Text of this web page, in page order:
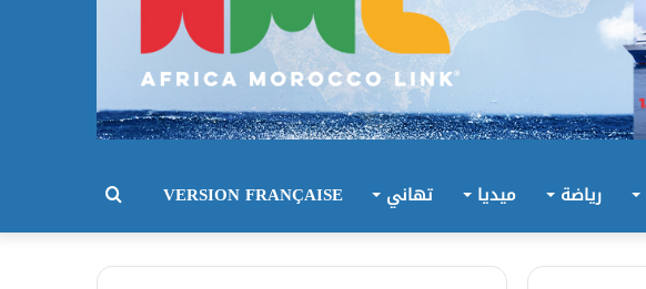
رياضة ميديا تهاني VERSION FRANÇAISE بحث